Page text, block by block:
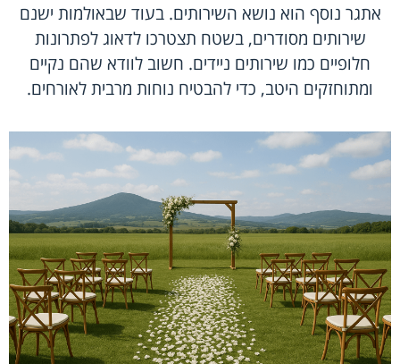
אתגר נוסף הוא נושא השירותים. בעוד שבאולמות ישנם
שירותים מסודרים, בשטח תצטרכו לדאוג לפתרונות
חלופיים כמו שירותים ניידים. חשוב לוודא שהם נקיים
ומתוחזקים היטב, כדי להבטיח נוחות מרבית לאורחים.